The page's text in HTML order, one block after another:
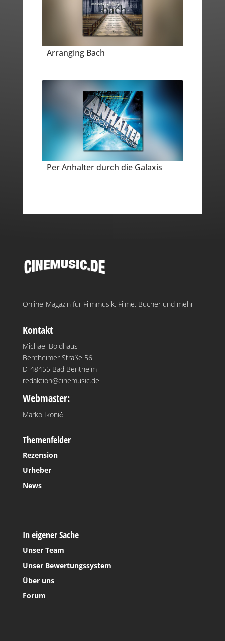
Arranging Bach
Per Anhalter durch die Galaxis
Online-Magazin für Filmmusik, Filme, Bücher und mehr
Kontakt
Michael Boldhaus
Bentheimer Straße 56
D-48455 Bad Bentheim
redaktion@cinemusic.de
Webmaster:
Marko Ikonić
Themenfelder
Rezension
Urheber
News
In eigener Sache
Unser Team
Unser Bewertungssystem
Über uns
Forum